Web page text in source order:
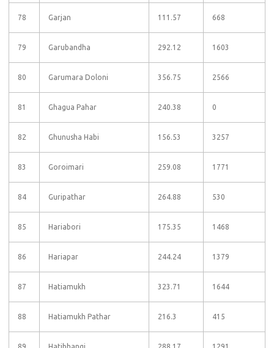
78 Garjan 111.57 668
79 Garubandha 292.12 1603
80 Garumara Doloni 356.75 2566
81 Ghagua Pahar 240.38 0
82 Ghunusha Habi 156.53 3257
83 Goroimari 259.08 1771
84 Guripathar 264.88 530
85 Hariabori 175.35 1468
86 Hariapar 244.24 1379
87 Hatiamukh 323.71 1644
88 Hatiamukh Pathar 216.3 415